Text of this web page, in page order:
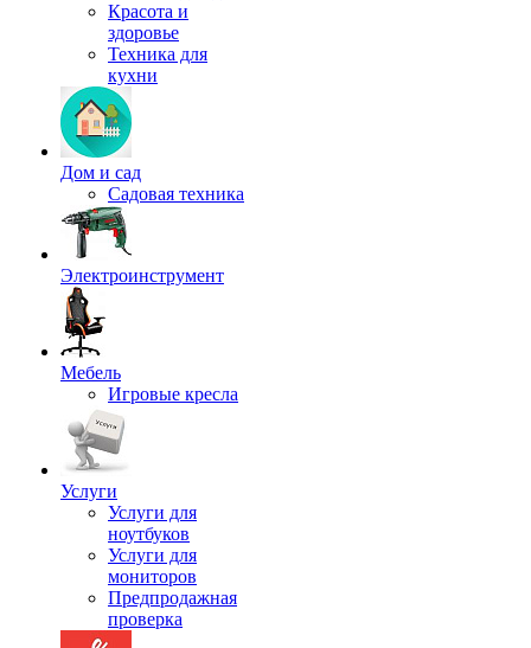
Красота и
здоровье
Техника для
кухни
Дом и сад
Садовая техника
Электроинструмент
Мебель
Игровые кресла
Услуги
Услуги для
ноутбуков
Услуги для
мониторов
Предпродажная
проверка